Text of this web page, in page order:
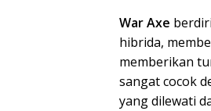
War Axe
hibrida,
memberikan
sangat cocok
yang dilewati